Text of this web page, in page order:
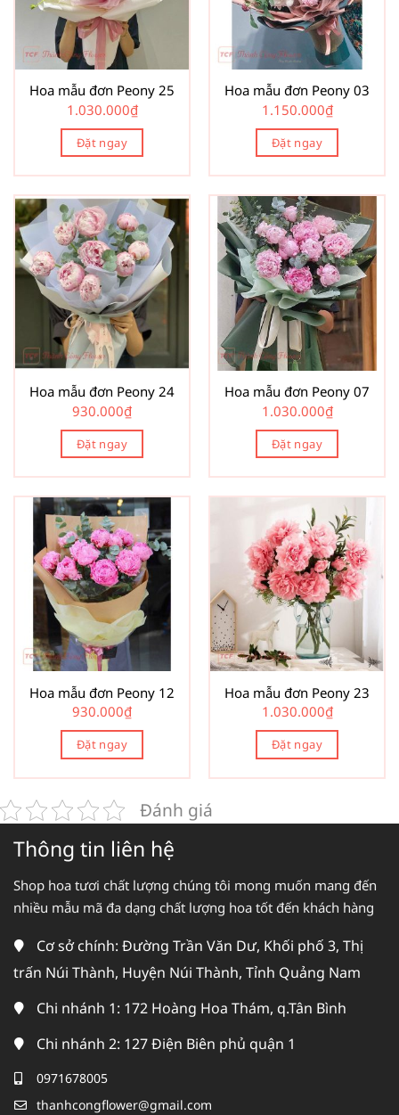
Hoa mẫu đơn Peony 25
1.030.000₫
Đặt ngay
Hoa mẫu đơn Peony 03
1.150.000₫
Đặt ngay
Hoa mẫu đơn Peony 24
930.000₫
Đặt ngay
Hoa mẫu đơn Peony 07
1.030.000₫
Đặt ngay
Hoa mẫu đơn Peony 12
930.000₫
Đặt ngay
Hoa mẫu đơn Peony 23
1.030.000₫
Đặt ngay
Đánh giá
Thông tin liên hệ
Shop hoa tươi chất lượng chúng tôi mong muốn mang đến
nhiều mẫu mã đa dạng chất lượng hoa tốt đến khách hàng
Cơ sở chính: Đường Trần Văn Dư, Khối phố 3, Thị
trấn Núi Thành, Huyện Núi Thành, Tỉnh Quảng Nam
Chi nhánh 1: 172 Hoàng Hoa Thám, q.Tân Bình
Chi nhánh 2: 127 Điện Biên phủ quận 1
0971678005
thanhcongflower@gmail.com